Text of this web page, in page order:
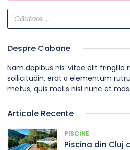
Despre Cabane
Nam dapibus nisl vitae elit fringilla
sollicitudin, erat a elementum
metus, quis mollis nisl nunc et
Articole Recente
PISCINE
Piscina din Cluj